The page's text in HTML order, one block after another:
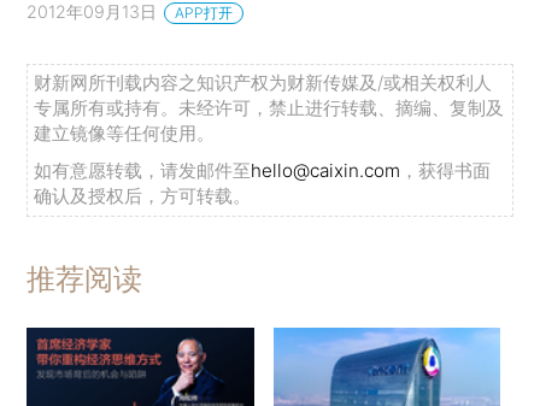
2012年09月13日 APP打开
财新网所刊载内容之知识产权为财新传媒及/或相关权利人
专属所有或持有。未经许可，禁止进行转载、摘编、复制及
建立镜像等任何使用。
如有意愿转载，请发邮件至hello@caixin.com ，获得书面
确认及授权后，方可转载。
推荐阅读